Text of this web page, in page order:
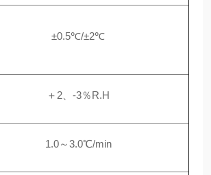
±0.5℃/±2℃
＋2、-3％R.H
1.0～3.0℃/min